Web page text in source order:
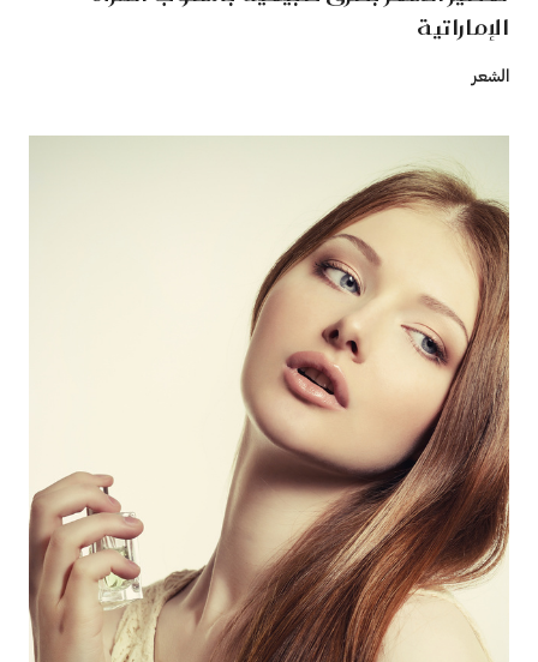
الإماراتية
الشعر